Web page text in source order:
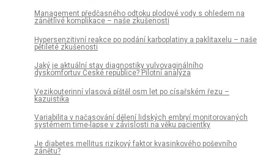
Management předčasného odtoku plodové vody s ohledem na
zánětlivé komplikace – naše zkušenosti
Hypersenzitivní reakce po podání karboplatiny a paklitaxelu – naše
pětileté zkušenosti
Jaký je aktuální stav diagnostiky vulvovaginálního
dyskomfortuv České republice? Pilotní analýza
Vezikouterinní vlasová píštěl osm let po císařském řezu –
kazuistika
Variabilita v načasování dělení lidských embryí monitorovaných
systémem time-lapse v závislosti na věku pacientky
Je diabetes mellitus rizikový faktor kvasinkového poševního
zánětu?